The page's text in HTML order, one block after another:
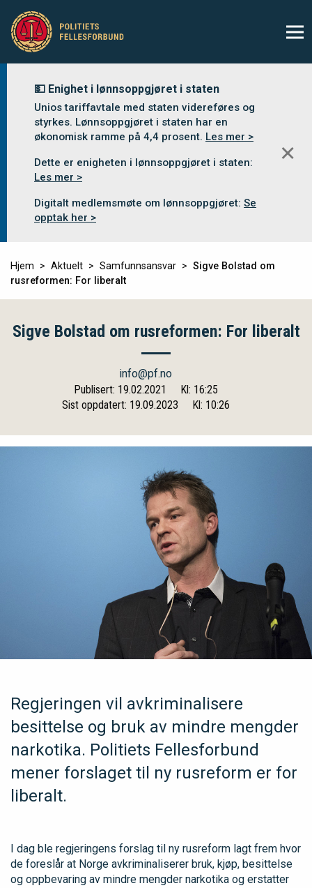
💵 Enighet i lønnsoppgjøret i staten
Unios tariffavtale med staten videreføres og
styrkes. Lønnsoppgjøret i staten har en
økonomisk ramme på 4,4 prosent. Les mer >
Dette er enigheten i lønnsoppgjøret i staten:
Les mer >
Digitalt medlemsmøte om lønnsoppgjøret: Se
opptak her >
✕
Hjem Aktuelt Samfunnsansvar
Sigve Bolstad om
rusreformen: For liberalt
Sigve Bolstad om rusreformen: For liberalt
info@pf.no
Publisert: 19.02.2021
Kl: 16:25
Sist oppdatert: 19.09.2023
Kl: 10:26
Regjeringen vil avkriminalisere
besittelse og bruk av mindre mengder
narkotika. Politiets Fellesforbund
mener forslaget til ny rusreform er for
liberalt.
I dag ble regjeringens forslag til ny rusreform lagt frem hvor
de foreslår at Norge avkriminaliserer bruk, kjøp, besittelse
og oppbevaring av mindre mengder narkotika og erstatter